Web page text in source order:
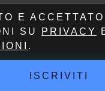
E
SU
PRIVACY
.
ISCRIVITI